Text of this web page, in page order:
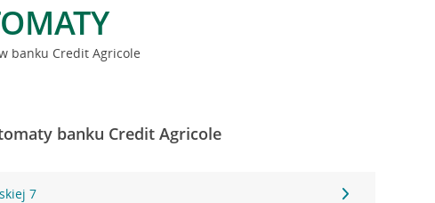
banku Credit Agricole
banku Credit Agricole
7